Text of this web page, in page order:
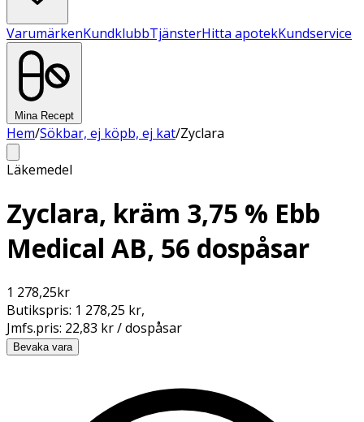
VarumärkenKundklubbTjänsterHitta apotekKundservice
Mina Recept
Hem/Sökbar, ej köpb, ej kat/Zyclara
Läkemedel
Zyclara, kräm 3,75 % Ebb
Medical AB, 56 dospåsar
1 278,25kr
Butikspris: 1 278,25 kr,
Jmfs.pris: 22,83 kr / dospåsar
Bevaka vara